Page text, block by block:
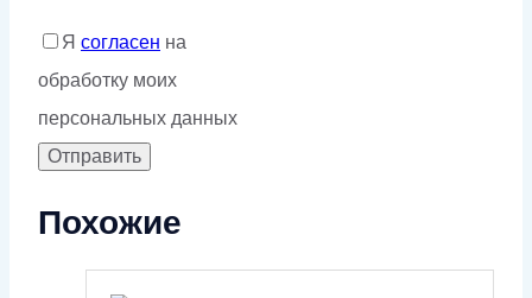
Я согласен на
обработку моих
персональных данных
Похожие